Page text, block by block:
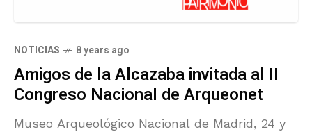
NOTICIAS 8 years ago
Amigos de la Alcazaba invitada al II
Congreso Nacional de Arqueonet
Museo Arqueológico Nacional de Madrid, 24 y